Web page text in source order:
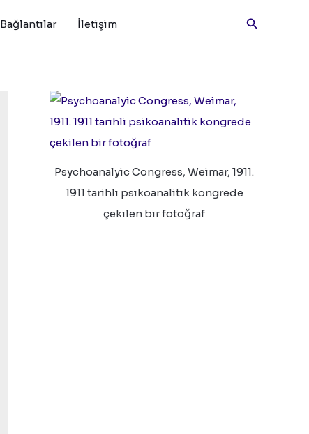
Bağlantılar İletişim Arama
Psychoanalyic Congress, Weimar, 1911.
1911 tarihli psikoanalitik kongrede
çekilen bir fotoğraf